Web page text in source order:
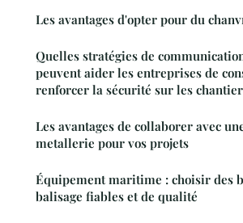
Les avantages d'opter pour du
Quelles stratégies de
peuvent aider les entreprises de
renforcer la sécurité sur les
Les avantages de collaborer avec
metallerie pour vos projets
Équipement maritime : choisir des
balisage fiables et de qualité